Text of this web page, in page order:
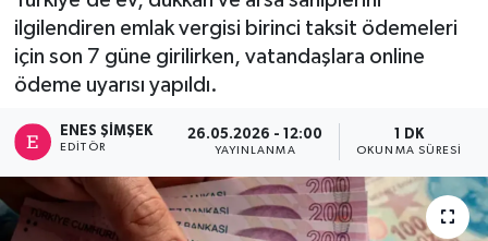
ilgilendiren emlak vergisi birinci taksit ödemeleri
için son 7 güne girilirken, vatandaşlara online
ödeme uyarısı yapıldı.
ENES ŞIMŞEK
EDITÖR
26.05.2026 - 12:00
YAYINLANMA
1 DK
OKUNMA SÜRESI